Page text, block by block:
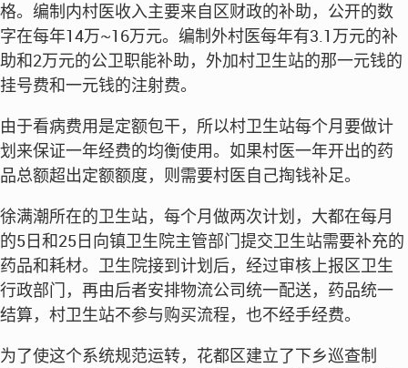
格。编制内村医收入主要来自区财政的补助，公开的数
字在每年14万~16万元。编制外村医每年有3.1万元的补
助和2万元的公卫职能补助，外加村卫生站的那一元钱的
挂号费和一元钱的注射费。
由于看病费用是定额包干，所以村卫生站每个月要做计
划来保证一年经费的均衡使用。如果村医一年开出的药
品总额超出定额额度，则需要村医自己掏钱补足。
徐满潮所在的卫生站，每个月做两次计划，大都在每月
的5日和25日向镇卫生院主管部门提交卫生站需要补充的
药品和耗材。卫生院接到计划后，经过审核上报区卫生
行政部门，再由后者安排物流公司统一配送，药品统一
结算，村卫生站不参与购买流程，也不经手经费。
为了使这个系统规范运转，花都区建立了下乡巡查制